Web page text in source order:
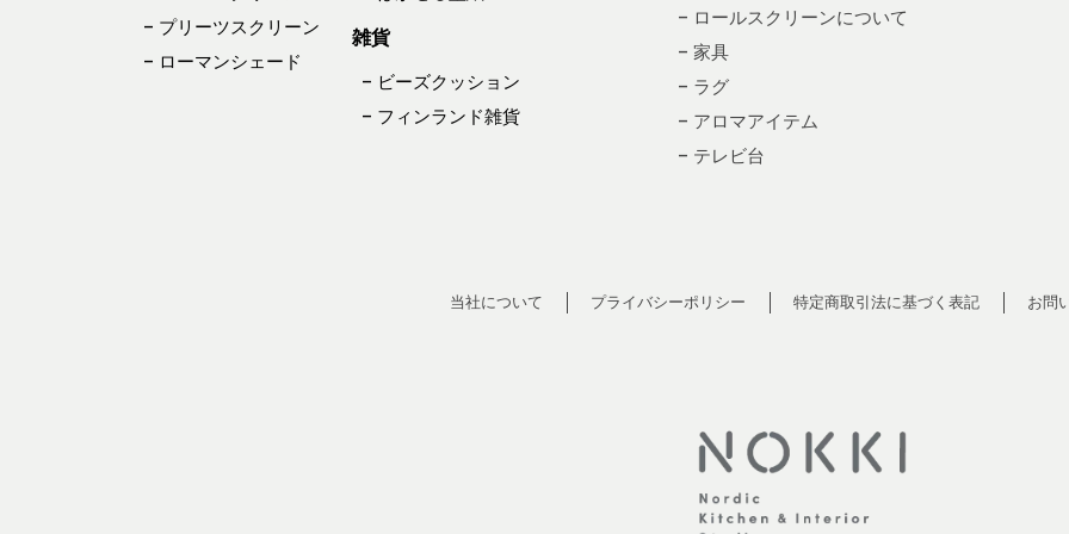
– プリーツスクリーン
– ローマンシェード
雑貨
– ビーズクッション
– フィンランド雑貨
– ロールスクリーンについて
– 家具
– ラグ
– アロマアイテム
– テレビ台
当社について プライバシーポリシー 特定商取引法に基づく表記 お問